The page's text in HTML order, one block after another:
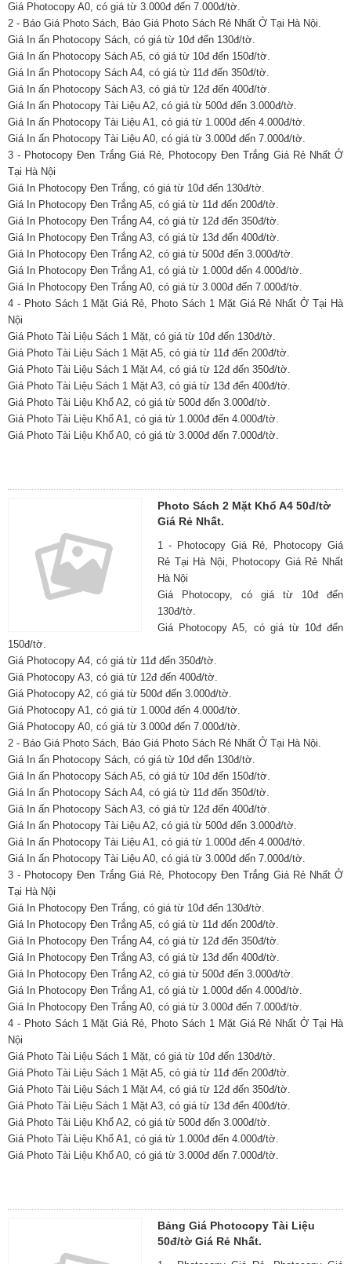
Giá Photocopy A0, có giá từ 3.000đ đến 7.000đ/tờ.
2 - Báo Giá Photo Sách, Báo Giá Photo Sách Rẻ Nhất Ở Tại Hà Nội.
Giá In ấn Photocopy Sách, có giá từ 10đ đến 130đ/tờ.
Giá In ấn Photocopy Sách A5, có giá từ 10đ đến 150đ/tờ.
Giá In ấn Photocopy Sách A4, có giá từ 11đ đến 350đ/tờ.
Giá In ấn Photocopy Sách A3, có giá từ 12đ đến 400đ/tờ.
Giá In ấn Photocopy Tài Liệu A2, có giá từ 500đ đến 3.000đ/tờ.
Giá In ấn Photocopy Tài Liệu A1, có giá từ 1.000đ đến 4.000đ/tờ.
Giá In ấn Photocopy Tài Liệu A0, có giá từ 3.000đ đến 7.000đ/tờ.
3 - Photocopy Đen Trắng Giá Rẻ, Photocopy Đen Trắng Giá Rẻ Nhất Ở
Tại Hà Nội
Giá In Photocopy Đen Trắng, có giá từ 10đ đến 130đ/tờ.
Giá In Photocopy Đen Trắng A5, có giá từ 11đ đến 200đ/tờ.
Giá In Photocopy Đen Trắng A4, có giá từ 12đ đến 350đ/tờ.
Giá In Photocopy Đen Trắng A3, có giá từ 13đ đến 400đ/tờ.
Giá In Photocopy Đen Trắng A2, có giá từ 500đ đến 3.000đ/tờ.
Giá In Photocopy Đen Trắng A1, có giá từ 1.000đ đến 4.000đ/tờ.
Giá In Photocopy Đen Trắng A0, có giá từ 3.000đ đến 7.000đ/tờ.
4 - Photo Sách 1 Mặt Giá Rẻ, Photo Sách 1 Mặt Giá Rẻ Nhất Ở Tại Hà
Nội
Giá Photo Tài Liệu Sách 1 Mặt, có giá từ 10đ đến 130đ/tờ.
Giá Photo Tài Liệu Sách 1 Mặt A5, có giá từ 11đ đến 200đ/tờ.
Giá Photo Tài Liệu Sách 1 Mặt A4, có giá từ 12đ đến 350đ/tờ.
Giá Photo Tài Liệu Sách 1 Mặt A3, có giá từ 13đ đến 400đ/tờ.
Giá Photo Tài Liệu Khổ A2, có giá từ 500đ đến 3.000đ/tờ.
Giá Photo Tài Liệu Khổ A1, có giá từ 1.000đ đến 4.000đ/tờ.
Giá Photo Tài Liệu Khổ A0, có giá từ 3.000đ đến 7.000đ/tờ.
Photo Sách 2 Mặt Khổ A4 50đ/tờ
Giá Rẻ Nhất.
1 - Photocopy Giá Rẻ, Photocopy Giá
Rẻ Tại Hà Nội, Photocopy Giá Rẻ Nhất
Hà Nội
Giá Photocopy, có giá từ 10đ đến
130đ/tờ.
Giá Photocopy A5, có giá từ 10đ đến
150đ/tờ.
Giá Photocopy A4, có giá từ 11đ đến 350đ/tờ.
Giá Photocopy A3, có giá từ 12đ đến 400đ/tờ.
Giá Photocopy A2, có giá từ 500đ đến 3.000đ/tờ.
Giá Photocopy A1, có giá từ 1.000đ đến 4.000đ/tờ.
Giá Photocopy A0, có giá từ 3.000đ đến 7.000đ/tờ.
2 - Báo Giá Photo Sách, Báo Giá Photo Sách Rẻ Nhất Ở Tại Hà Nội.
Giá In ấn Photocopy Sách, có giá từ 10đ đến 130đ/tờ.
Giá In ấn Photocopy Sách A5, có giá từ 10đ đến 150đ/tờ.
Giá In ấn Photocopy Sách A4, có giá từ 11đ đến 350đ/tờ.
Giá In ấn Photocopy Sách A3, có giá từ 12đ đến 400đ/tờ.
Giá In ấn Photocopy Tài Liệu A2, có giá từ 500đ đến 3.000đ/tờ.
Giá In ấn Photocopy Tài Liệu A1, có giá từ 1.000đ đến 4.000đ/tờ.
Giá In ấn Photocopy Tài Liệu A0, có giá từ 3.000đ đến 7.000đ/tờ.
3 - Photocopy Đen Trắng Giá Rẻ, Photocopy Đen Trắng Giá Rẻ Nhất Ở
Tại Hà Nội
Giá In Photocopy Đen Trắng, có giá từ 10đ đến 130đ/tờ.
Giá In Photocopy Đen Trắng A5, có giá từ 11đ đến 200đ/tờ.
Giá In Photocopy Đen Trắng A4, có giá từ 12đ đến 350đ/tờ.
Giá In Photocopy Đen Trắng A3, có giá từ 13đ đến 400đ/tờ.
Giá In Photocopy Đen Trắng A2, có giá từ 500đ đến 3.000đ/tờ.
Giá In Photocopy Đen Trắng A1, có giá từ 1.000đ đến 4.000đ/tờ.
Giá In Photocopy Đen Trắng A0, có giá từ 3.000đ đến 7.000đ/tờ.
4 - Photo Sách 1 Mặt Giá Rẻ, Photo Sách 1 Mặt Giá Rẻ Nhất Ở Tại Hà
Nội
Giá Photo Tài Liệu Sách 1 Mặt, có giá từ 10đ đến 130đ/tờ.
Giá Photo Tài Liệu Sách 1 Mặt A5, có giá từ 11đ đến 200đ/tờ.
Giá Photo Tài Liệu Sách 1 Mặt A4, có giá từ 12đ đến 350đ/tờ.
Giá Photo Tài Liệu Sách 1 Mặt A3, có giá từ 13đ đến 400đ/tờ.
Giá Photo Tài Liệu Khổ A2, có giá từ 500đ đến 3.000đ/tờ.
Giá Photo Tài Liệu Khổ A1, có giá từ 1.000đ đến 4.000đ/tờ.
Giá Photo Tài Liệu Khổ A0, có giá từ 3.000đ đến 7.000đ/tờ.
Bảng Giá Photocopy Tài Liệu
50đ/tờ Giá Rẻ Nhất.